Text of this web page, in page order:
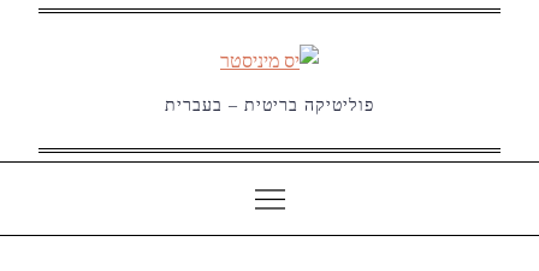
פוליטיקה בריטית – בעברית